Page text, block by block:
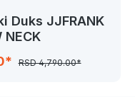
Duks JJFRANK
NECK
RSD 4,790.00*